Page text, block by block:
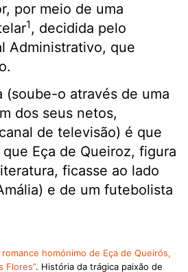
por meio de uma
1 , decidida pelo
Administrativo, que
(soube-o através de uma
dos seus netos,
de televisão) é que
Eça de Queiroz, figura
ficasse ao lado
e de um futebolista
homónimo de Eça de Queirós,
Flores”. História da trágica paixão de